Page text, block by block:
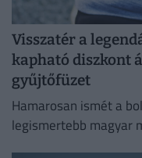
Visszatér a
kapható diszkont
gyűjtőfüzet
Hamarosan ismét a
legismertebb magyar